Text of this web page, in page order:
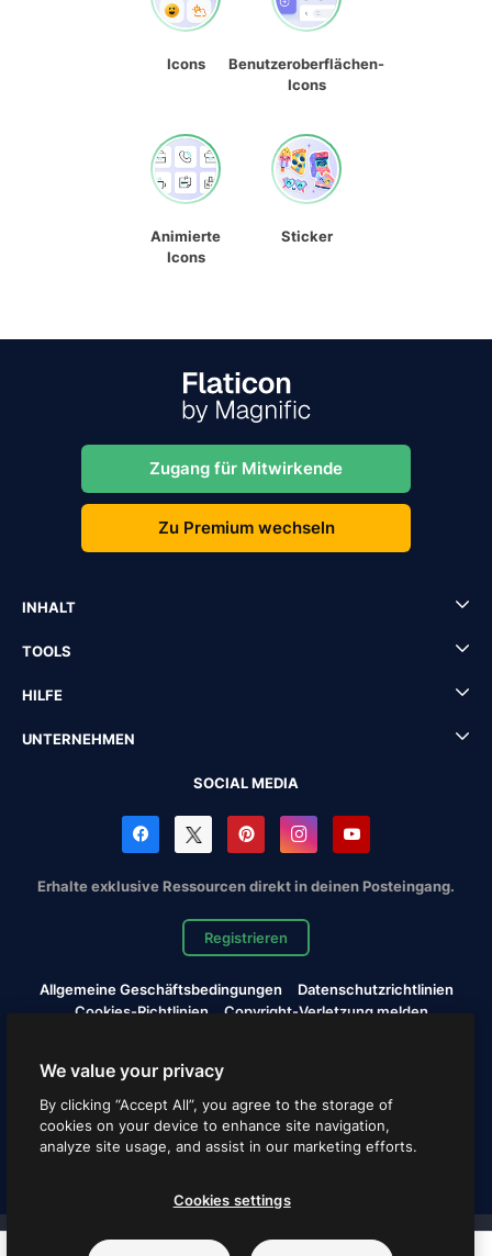
Icons
Benutzeroberflächen-
Icons
Animierte
Icons
Sticker
Zugang für Mitwirkende
Zu Premium wechseln
INHALT
TOOLS
HILFE
UNTERNEHMEN
SOCIAL MEDIA
Erhalte exklusive Ressourcen direkt in deinen Posteingang.
Registrieren
Allgemeine Geschäftsbedingungen
Datenschutzrichtlinien
Cookies-Richtlinien
Copyright-Verletzung melden
Copyright © 2010-2026 Freepik Company S.L.U. Alle Rechte
vorbehalten.
Magnific-Projekte
We value your privacy
By clicking “Accept All”, you agree to the storage of
cookies on your device to enhance site navigation,
analyze site usage, and assist in our marketing efforts.
Cookies settings